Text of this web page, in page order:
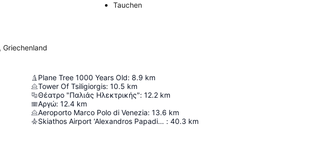
Tauchen
Griechenland
Plane Tree 1000 Years Old: 8.9 km
Tower Of Tsiligiorgis: 10.5 km
Θέατρο "Παλιάς Ηλεκτρικής": 12.2 km
Αργώ: 12.4 km
Aeroporto Marco Polo di Venezia: 13.6 km
Skiathos Airport ‘Alexandros Papadiamantis’ : 40.3 km